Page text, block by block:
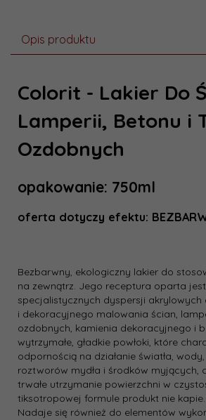
Opis produktu
Colorit - Lakier Do
Lamperii, Betonu i
Ozdobnych
opakowanie: 750ml
oferta dotyczy efektu:
Bezbarwny, ekologiczny lakier do
na zewnątrz. Jego receptura oparta
specjalistycznych dyspersji akrylowych
i dekoracyjnego malowania ścian,
ozdobnych, kamienia dekoracyjnego i
wytrzymałe, gładkie powłoki, które
odpornością na działanie światła,
roztworów mydła i środków myjących,
trwałe utrzymanie powierzchni w
tiksotropowej formule produkt nie kapie.
Nadaje się również do elementów